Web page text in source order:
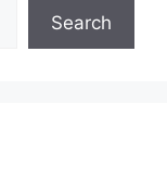
Search